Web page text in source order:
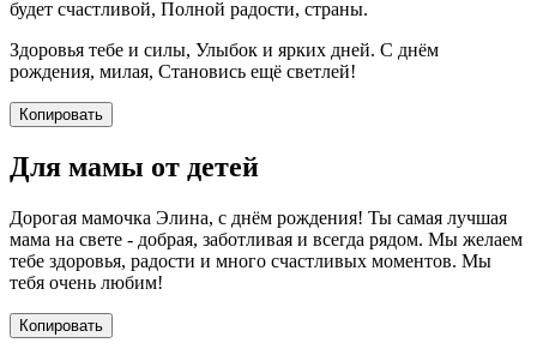
будет счастливой, Полной радости, страны.
Здоровья тебе и силы, Улыбок и ярких дней. С днём
рождения, милая, Становись ещё светлей!
Копировать
Для мамы от детей
Дорогая мамочка Элина, с днём рождения! Ты самая лучшая
мама на свете - добрая, заботливая и всегда рядом. Мы желаем
тебе здоровья, радости и много счастливых моментов. Мы
тебя очень любим!
Копировать